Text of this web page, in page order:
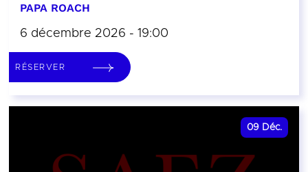
PAPA ROACH
6 décembre 2026 - 19:00
RÉSERVER
09 Déc.